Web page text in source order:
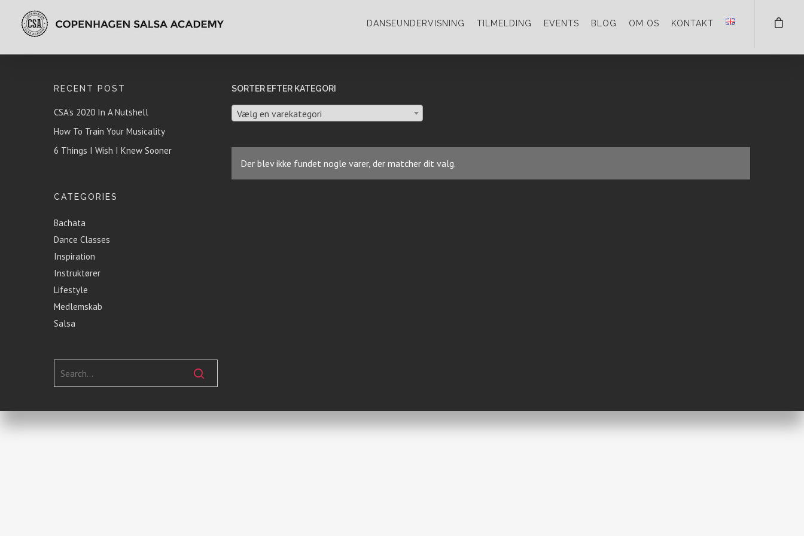
DANSEUNDERVISNING TILMELDING EVENTS BLOG OM OS KONTAKT
RECENT POST
CSA’s 2020 In A Nutshell
How To Train Your Musicality
6 Things I Wish I Knew Sooner
CATEGORIES
Bachata
Dance Classes
Inspiration
Instruktører
Lifestyle
Medlemskab
Salsa
SORTER EFTER KATEGORI
Vælg en varekategori
Der blev ikke fundet nogle varer, der matcher dit valg.